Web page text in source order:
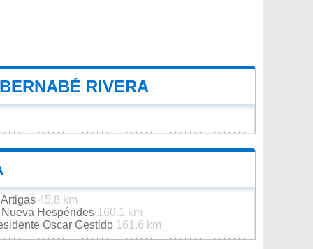
RIVERA
45.8 km
Hespérides 160.1 km
Oscar Gestido 161.6 km